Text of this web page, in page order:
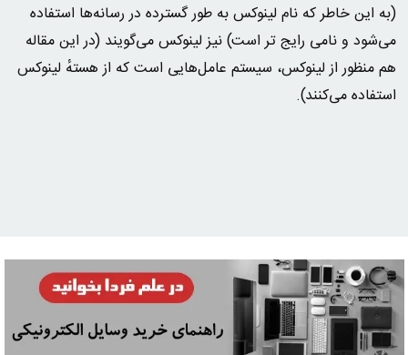
(به این خاطر که نام لینوکس به طور گسترده در رسانه‌ها استفاده
می‌شود و نامی رایج تر است) نیز لینوکس می‌گویند (در این مقاله
هم منظور از لینوکس، سیستم عامل‌هایی است که از هستهٔ لینوکس
استفاده می‌کنند).